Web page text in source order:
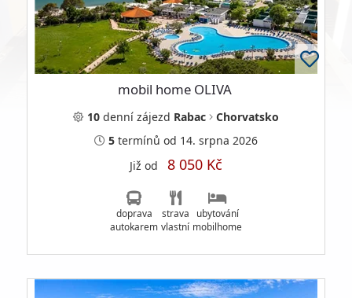
mobil home OLIVA
10 denní zájezd Rabac
Chorvatsko
5 termínů od 14. srpna 2026
Již od 8 050 Kč
doprava
autokarem
strava
vlastní
ubytování
mobilhome